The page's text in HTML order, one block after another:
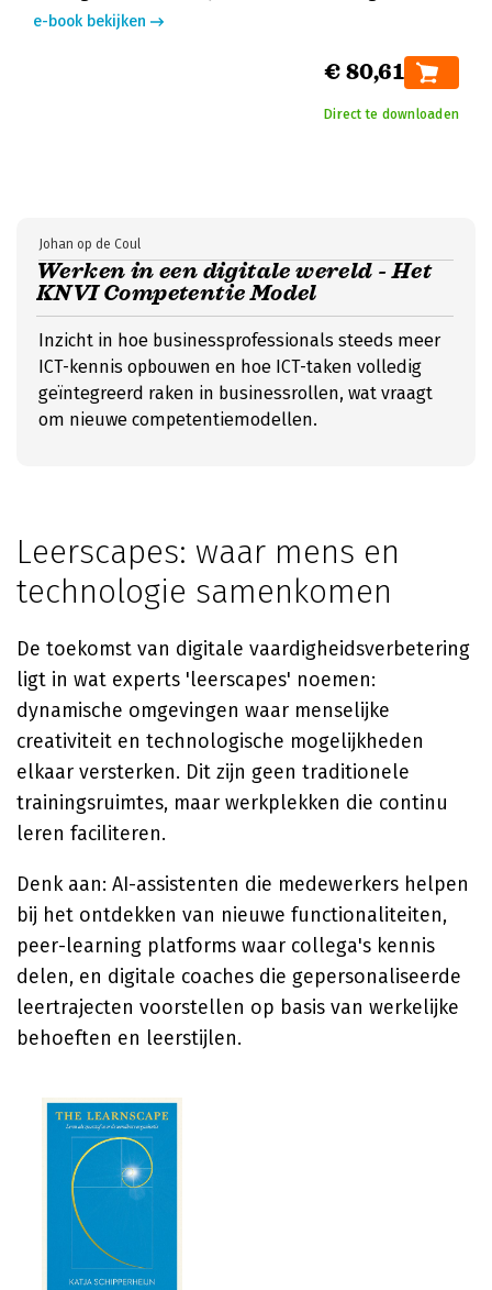
e-book bekijken
€ 80,61
Direct te downloaden
Werken in een digitale wereld - Het
KNVI Competentie Model
Johan op de Coul
Inzicht in hoe businessprofessionals steeds meer
ICT-kennis opbouwen en hoe ICT-taken volledig
geïntegreerd raken in businessrollen, wat vraagt
om nieuwe competentiemodellen.
Leerscapes: waar mens en
technologie samenkomen
De toekomst van digitale vaardigheidsverbetering
ligt in wat experts 'leerscapes' noemen:
dynamische omgevingen waar menselijke
creativiteit en technologische mogelijkheden
elkaar versterken. Dit zijn geen traditionele
trainingsruimtes, maar werkplekken die continu
leren faciliteren.
Denk aan: AI-assistenten die medewerkers helpen
bij het ontdekken van nieuwe functionaliteiten,
peer-learning platforms waar collega's kennis
delen, en digitale coaches die gepersonaliseerde
leertrajecten voorstellen op basis van werkelijke
behoeften en leerstijlen.